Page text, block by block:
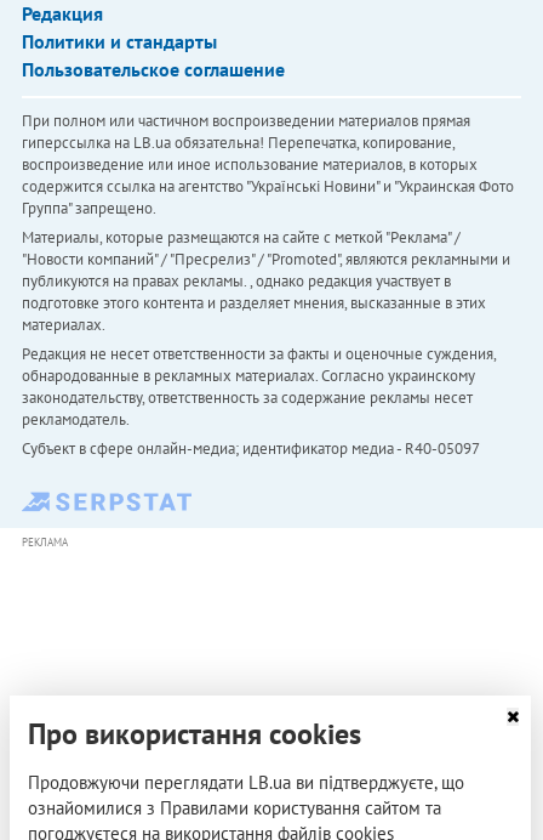
Редакция
Политики и стандарты
Пользовательское соглашение
При полном или частичном воспроизведении материалов прямая
гиперссылка на LB.ua обязательна! Перепечатка, копирование,
воспроизведение или иное использование материалов, в которых
содержится ссылка на агентство "Українськi Новини" и "Украинская Фото
Группа" запрещено.
Материалы, которые размещаются на сайте с меткой "Реклама" /
"Новости компаний" / "Пресрелиз" / "Promoted", являются рекламными и
публикуются на правах рекламы. , однако редакция участвует в
подготовке этого контента и разделяет мнения, высказанные в этих
материалах.
Редакция не несет ответственности за факты и оценочные суждения,
обнародованные в рекламных материалах. Согласно украинскому
законодательству, ответственность за содержание рекламы несет
рекламодатель.
Субъект в сфере онлайн-медиа; идентификатор медиа - R40-05097
РЕКЛАМА
Про використання cookies
Продовжуючи переглядати LB.ua ви підтверджуєте, що
ознайомилися з Правилами користування сайтом та
погоджуєтеся на використання файлів cookies